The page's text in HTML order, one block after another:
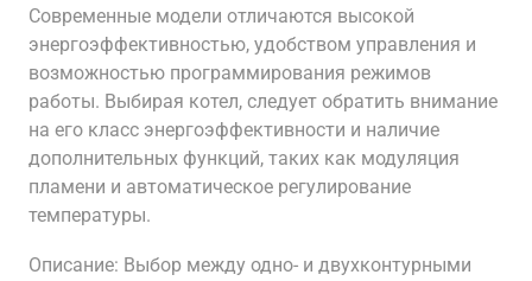
Современные модели отличаются высокой
энергоэффективностью, удобством управления и
возможностью программирования режимов
работы. Выбирая котел, следует обратить внимание
на его класс энергоэффективности и наличие
дополнительных функций, таких как модуляция
пламени и автоматическое регулирование
температуры.
Описание: Выбор между одно- и двухконтурными